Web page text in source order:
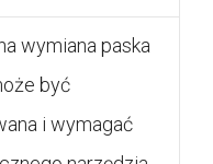
wymiana paska
być
i wymagać